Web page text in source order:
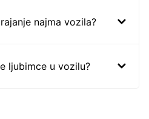
najma vozila?
ljubimce u vozilu?